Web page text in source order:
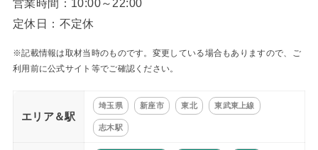
営業時間：10:00～22:00
定休日：不定休
※記載情報は取材当時のものです。変更している場合もありますので、ご
利用前に公式サイト等でご確認ください。
エリア＆駅
埼玉県 新座市 東北 東武東上線
志木駅